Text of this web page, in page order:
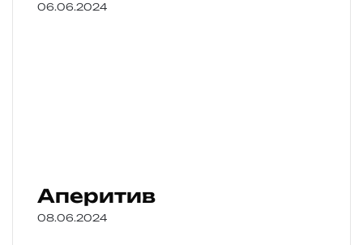
06.06.2024
Аперитив
08.06.2024